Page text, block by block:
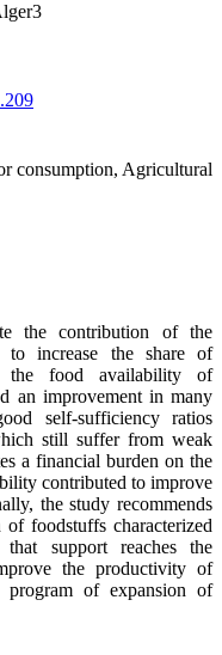
consumption, Agricultural
the contribution of the
to increase the share of
the food availability of
an improvement in many
self-sufficiency ratios
still suffer from weak
a financial burden on the
contributed to improve
the study recommends
foodstuffs characterized
support reaches the
the productivity of
of expansion of